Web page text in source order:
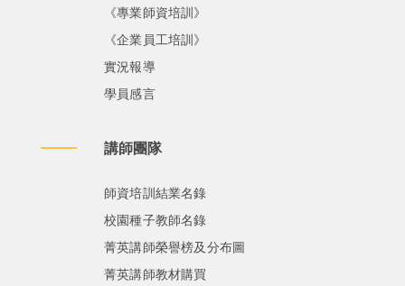
《專業師資培訓》
《企業員工培訓》
實況報導
學員感言
講師團隊
師資培訓結業名錄
校園種子教師名錄
菁英講師榮譽榜及分布圖
菁英講師教材購買